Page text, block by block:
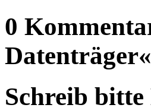
0
Datenträger«
Schreib